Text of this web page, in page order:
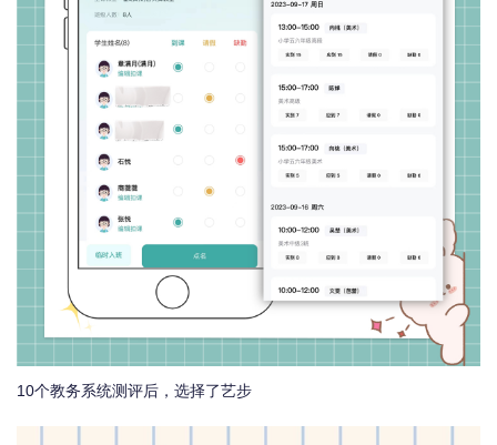
10个教务系统测评后，选择了艺步